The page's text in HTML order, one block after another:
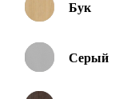
Бук
Серый